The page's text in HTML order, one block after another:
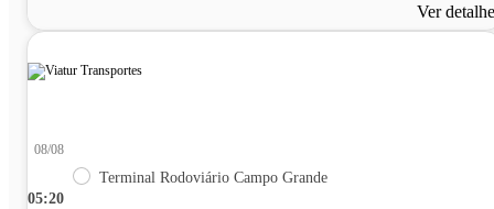
Ver
05:20
08/08
Terminal Rodoviário Campo Grande